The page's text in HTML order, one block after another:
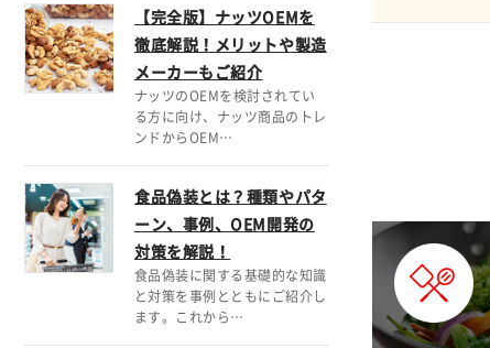
【完全版】ナッツOEMを
徹底解説！メリットや製造
メーカーもご紹介
ナッツのOEMを検討されてい
る方に向け、ナッツ商品のトレ
ンドからOEM…
食品偽装とは？種類やパタ
ーン、事例、OEM開発の
対策を解説！
食品偽装に関する基礎的な知識
と対策を事例とともにご紹介し
ます。これから…